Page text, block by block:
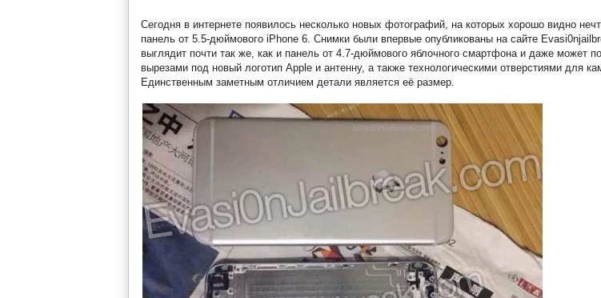
Сегодня в интернете появилось несколько новых фотографий, на которых хорошо видно
панель от 5.5-дюймового iPhone 6. Снимки были впервые опубликованы на сайте
выглядит почти так же, как и панель от 4.7-дюймового яблочного смартфона и даже может
вырезами под новый логотип Apple и антенну, а также технологическими отверстиями для
Единственным заметным отличием детали является её размер.